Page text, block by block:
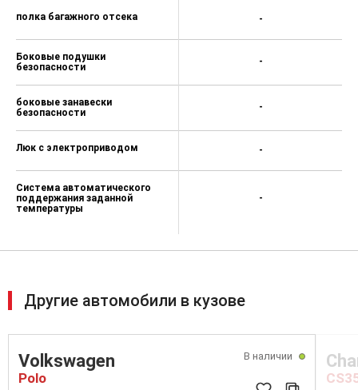
полка багажного отсека
Боковые подушки
безопасности
боковые занавески
безопасности
Люк с электроприводом
Система автоматического
поддержания заданной
температуры
-
-
-
-
-
Другие автомобили в кузове
В наличии
Volkswagen
Polo